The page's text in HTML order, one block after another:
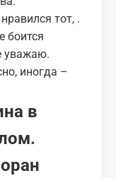
тот, .
боится
уважаю.
иногда –
в